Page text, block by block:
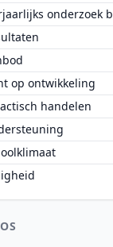
onderzoek
op ontwikkeling
handelen